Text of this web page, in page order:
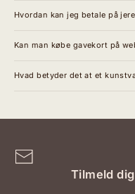
Hvordan kan jeg betale på
Kan man købe gavekort på
Hvad betyder det at et
Tilmeld